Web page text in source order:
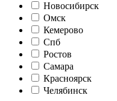
Новосибирск
Омск
Кемерово
Спб
Ростов
Самара
Красноярск
Челябинск